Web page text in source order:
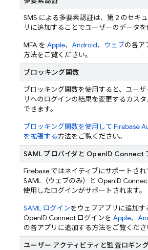
SMS による多要素認証は、第 2 のセキ
リに追加することでユーザーのデータを
MFA を Apple、 Android、 ウェブの各ア
方法をご覧ください。
ブロッキング関数
ブロッキング関数を使用すると、ユー
リへのログインの結果を変更するカス
できます。
ブロッキング関数を使用して Firebase
を拡張する方法をご覧ください。
SAML プロバイダと OpenID Connect
Firebase ではネイティブにサポートされ
SAML（ウェブのみ）と OpenID
使用したログインがサポートされます。
SAML ログインをウェブアプリに追加す
OpenID Connect ログインを Apple、
の各アプリに追加する方法をご覧くださ
ユーザー アクティビティと監査ロギン